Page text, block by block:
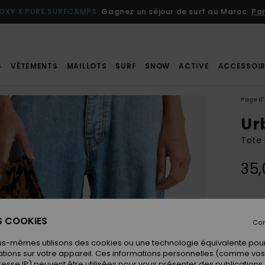
X PURE SURFCAMPS Gagnez un séjour de surf au Maroc
VÊTEMENTS MAILLOTS SURF SNOW ACTIVE
Page
Tote
COOKIES
mêmes utilisons des cookies ou une technologie équivalente
sur votre appareil. Ces informations personnelles (comme